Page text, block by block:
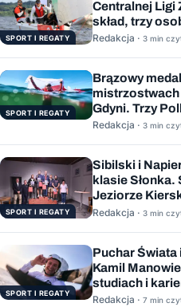
SPORT I REGATY
Centralnej Ligi
skład, trzy
wygranych
Redakcja · 3 min
SPORT I REGATY
Brązowy
mistrzostwach
Gdyni. Trzy
Redakcja · 3 min
SPORT I REGATY
Sibilski i
klasie Słonka.
Jeziorze
Redakcja · 3 min
SPORT I REGATY
Puchar
Kamil
studiach i
Redakcja · 7 min